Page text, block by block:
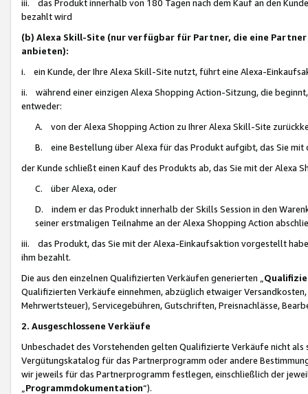
iii. das Produkt innerhalb von 180 Tagen nach dem Kauf an den
bezahlt wird
(b) Alexa Skill-Site (nur verfügbar für Partner, die eine
anbieten):
i. ein Kunde, der Ihre Alexa Skill-Site nutzt, führt eine Alexa-
ii. während einer einzigen Alexa Shopping Action-Sitzung, die
entweder:
A. von der Alexa Shopping Action zu Ihrer Alexa Skill-Site
B. eine Bestellung über Alexa für das Produkt aufgibt, das Sie mit
der Kunde schließt einen Kauf des Produkts ab, das Sie mit der Alexa
C. über Alexa, oder
D. indem er das Produkt innerhalb der Skills Session in den
seiner erstmaligen Teilnahme an der Alexa Shopping Action
iii. das Produkt, das Sie mit der Alexa-Einkaufsaktion vorgestellt
ihm bezahlt.
Die aus den einzelnen Qualifizierten Verkäufen generierten „
Qualifizierten Verkäufe einnehmen, abzüglich etwaiger
Mehrwertsteuer), Servicegebühren, Gutschriften, Preisnachlässe,
2. Ausgeschlossene Verkäufe
Unbeschadet des Vorstehenden gelten Qualifizierte Verkäufe nicht
Vergütungskatalog für das Partnerprogramm oder andere
wir jeweils für das Partnerprogramm festlegen, einschließlich der
Programmdokumentation“).